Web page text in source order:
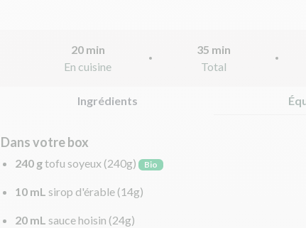
20 min
En cuisine
35 min
Total
Ingrédients
Dans votre box
240 gtofu soyeux (240g) Bio
10 mL sirop d'érable (14g)
20 mL sauce hoisin (24g)